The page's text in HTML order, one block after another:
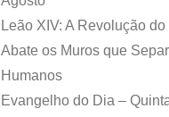
Leão XIV: A Revolução
Abate os Muros que
Humanos
Evangelho do Dia –